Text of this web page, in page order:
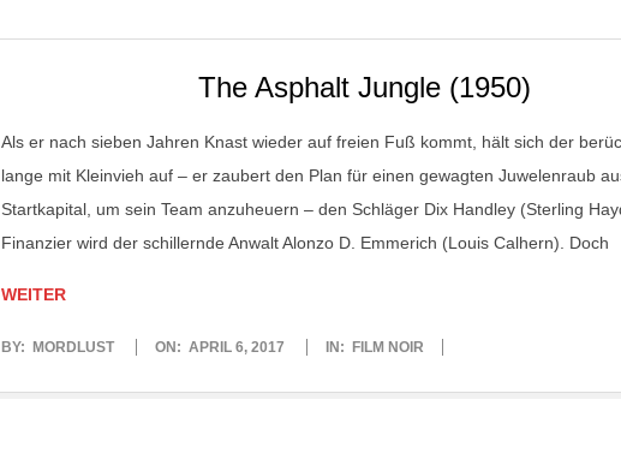
The Asphalt Jungle (1950)
Als er nach sieben Jahren Knast wieder auf freien Fuß kommt, hält sich der
lange mit Kleinvieh auf – er zaubert den Plan für einen gewagten Juwelenraub
Startkapital, um sein Team anzuheuern – den Schläger Dix Handley (Sterling
Finanzier wird der schillernde Anwalt Alonzo D. Emmerich (Louis Calhern). Doch
WEITER
2017-
BY: MORDLUST ON: APRIL 6, 2017 IN: FILM NOIR